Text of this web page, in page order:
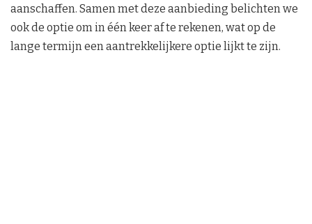
aanschaffen. Samen met deze aanbieding belichten we
ook de optie om in één keer af te rekenen, wat op de
lange termijn een aantrekkelijkere optie lijkt te zijn.